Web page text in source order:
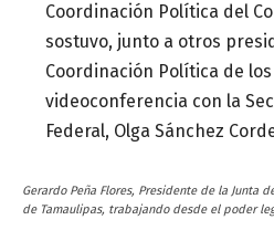
Coordinación Política del
sostuvo, junto a otros
Coordinación Política de
videoconferencia con la
Federal, Olga Sánchez
Gerardo Peña Flores, Presidente de la Junta
de Tamaulipas, trabajando desde el poder